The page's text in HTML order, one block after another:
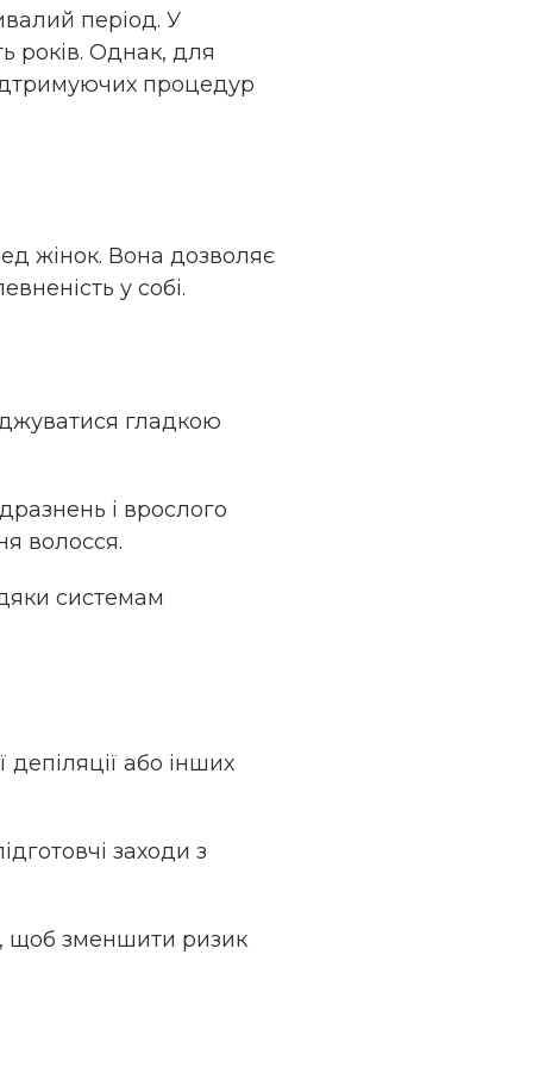
період. У
років. Однак, для
процедур
жінок. Вона дозволяє
у собі.
гладкою
і врослого
волосся.
системам
депіляції або інших
заходи з
щоб зменшити ризик